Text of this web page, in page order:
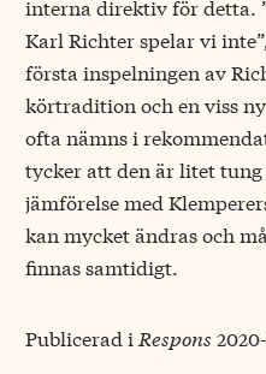
interna direktiv för detta.
Karl Richter spelar vi
första inspelningen av
körtradition och en viss
ofta nämns i
tycker att den är litet
jämförelse med
kan mycket ändras och
finnas samtidigt.
Publicerad i Respons